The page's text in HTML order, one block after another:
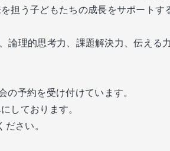
担う子どもたちの成長をサポート
論理的思考力、課題解決力、伝え
予約を受け付けています。
しております。
さい。